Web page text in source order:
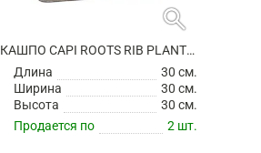
search
КАШПО CAPI ROOTS RIB PLANTER SQUARE ANTHRACITE
Длина
30 см.
Ширина
30 см.
Высота
30 см.
Продается по
2 шт.